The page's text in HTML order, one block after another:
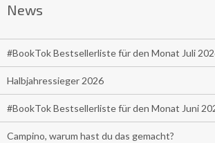
News
#BookTok Bestsellerliste für den Monat Juli
Halbjahressieger 2026
#BookTok Bestsellerliste für den Monat Juni
Campino, warum hast du das gemacht?